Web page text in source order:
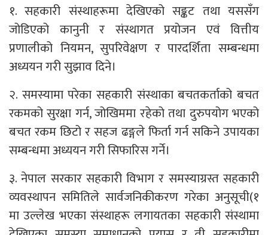
१. सहकारी संस्थाहरूमा देखिएको सङ्कट तथा यससँग
जोडिएको कानुनी र संस्थागत प्रयोजन एवं वित्तीय
प्रणालीको नियमन, सुपरिवेक्षण र पारदर्शिता सम्बन्धमा
अध्ययन गरी सुझाव दिने।
२. समस्यामा परेका सहकारी संस्थाका बचतकर्ताको बचत
रकमको सुरक्षा गर्न, जोखिममा रहेको तथा दुरुपयोग भएको
बचत रकम छिटो र सहज ढङ्गले फिर्ता गर्न सकिने उपायका
सम्बन्धमा अध्ययन गरी सिफारिस गर्ने।
३. नेपाल सरकार सहकारी विभाग र समस्याग्रस्त सहकारी
व्यवस्थापन समितिले सार्वजनिकीकरण गरेका अनुसूची(१
मा उल्लेख भएका संस्थाहरू लगायतका सहकारी संस्थामा